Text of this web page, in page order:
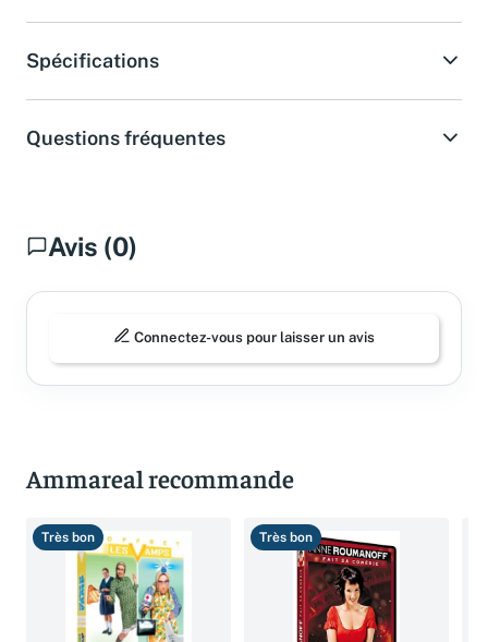
Spécifications
Questions fréquentes
Avis (0)
Connectez-vous pour laisser un avis
Ammareal recommande
Très bon Très bon